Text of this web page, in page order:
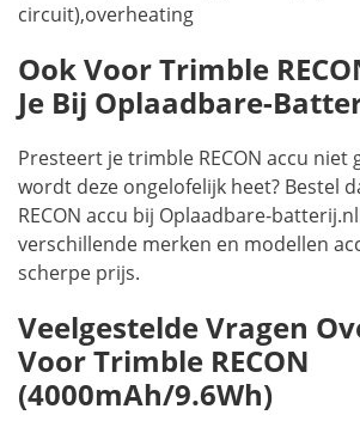
circuit),overheating
Ook Voor Trimble
Je Bij Oplaadbare-
Presteert je trimble RECON accu niet
wordt deze ongelofelijk heet? Bestel
RECON accu bij Oplaadbare-
verschillende merken en modellen
scherpe prijs.
Veelgestelde Vragen
Voor Trimble RECON
(4000mAh/9.6Wh)